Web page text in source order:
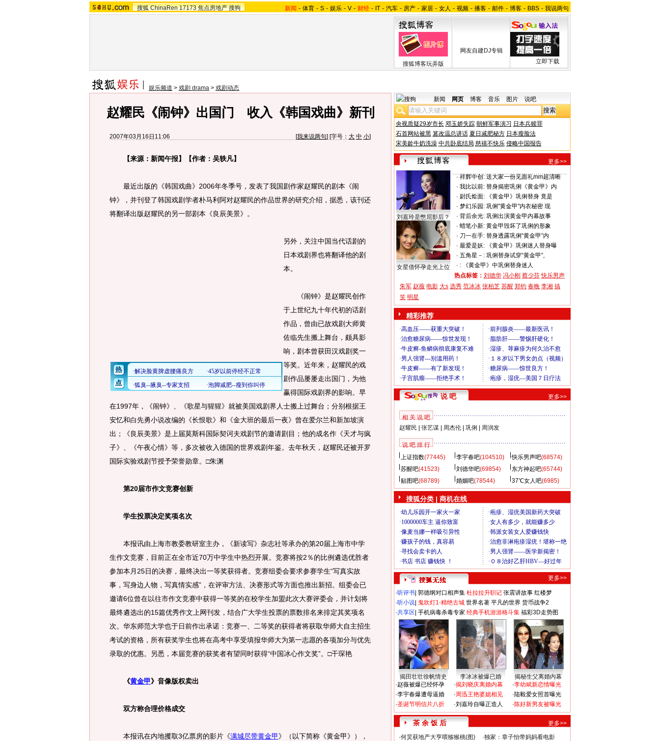
搜狐 ChinaRen 17173 焦点房地产 搜狗 新闻 - 体育 - S - 娱乐 - V - 财经 - IT - 汽车 - 房产 - 家居 - 女人 - 视频 - 播客 - 邮件 - 博客 - BBS - 我说两句
搜狐博客玩弄版
网友自建DJ专辑
立即下载
娱乐频道 > 戏剧 drama > 戏剧动态
赵耀民《闹钟》出国门 收入《韩国戏曲》新刊
2007年03月16日11:06 [我来说两句] [字号： 大 中 小]
【来源：新闻午报】【作者：吴轶凡】
最近出版的《韩国戏曲》2006年冬季号，发表了我国剧作家赵耀民的剧本《闹
钟》，并刊登了韩国戏剧学者朴马利阿对赵耀民的作品世界的研究介绍，据悉，该刊还
将翻译出版赵耀民的另一部剧本《良辰美景》。
另外，关注中国当代话剧的
日本戏剧界也将翻译他的剧
本。
《闹钟》是赵耀民创作
于上世纪九十年代初的话剧
作品，曾由已故戏剧大师黄
佐临先生搬上舞台，颇具影
响，剧本曾获田汉戏剧奖一
等奖。近年来，赵耀民的戏
剧作品屡屡走出国门，为他
赢得国际戏剧界的影响。早
在1997年，《闹钟》、《歌星与猩猩》就被美国戏剧界人士搬上过舞台；分别根据王
安忆和白先勇小说改编的《长恨歌》和《金大班的最后一夜》曾在爱尔兰和新加坡演
出；《良辰美景》是上届莫斯科国际契诃夫戏剧节的邀请剧目；他的成名作《天才与疯
子》、《午夜心情》等，多次被收入德国的世界戏剧年鉴。去年秋天，赵耀民还被开罗
国际实验戏剧节授予荣誉勋章。□朱渊
第20届市作文竞赛创新
学生投票决定奖项名次
本报讯由上海市教委教研室主办，《新读写》杂志社等承办的第20届上海市中学
生作文竞赛，目前正在全市近70万中学生中热烈开展。竞赛将按2％的比例遴选优胜者
参加本月25日的决赛，最终决出一等奖获得者。竞赛组委会要求参赛学生“写真实故
事，写身边人物，写真情实感”，在评审方法、决赛形式等方面也推出新招。组委会已
邀请6位曾在以往市作文竞赛中获得一等奖的在校学生加盟此次大赛评委会，并计划将
最终遴选出的15篇优秀作文上网刊发，结合广大学生投票的票数排名来排定其奖项名
次。华东师范大学也于日前作出承诺：竞赛一、二等奖的获得者将获取华师大自主招生
考试的资格，所有获奖学生也将在高考中享受填报华师大为第一志愿的各项加分与优先
录取的优惠。另悉，本届竞赛的获奖者有望同时获得“中国冰心作文奖”。□干琛艳
《黄金甲》音像版权卖出
双方称合理价格成交
本报讯在内地攫取3亿票房的影片《满城尽带黄金甲》（以下简称《黄金甲》），
新闻 网页 博客 音乐 图片 说吧
央视质疑29岁市长 邓玉娇失踪 朝鲜军事演习 日本兵赎罪
石首网站被黑 篡改温总讲话 夏日减肥秘方 日本瘦脸法
宋美龄牛奶洗澡 中共卧底结局 慈禧不快乐 侵略中国报告
更多>>
刘嘉玲是憋屈影后？
女星借怀孕走光上位
· 祥辉中创: 送大家一份见面礼mm超清晰
· 我比以前: 替身揭密巩俐《黄金甲》内
· 尉氏烩面:
《黄金甲》巩俐替身 竟是
· 梦幻乐园: 巩俐"黄金甲"内衣秘密 现
· 背后余光: 巩俐出演黄金甲内幕故事
· 蜡笔小新: 黄金甲毁坏了巩俐的形象
· 刀一在手: 替身透露巩俐“黄金甲”内
· 最爱是妖:
《黄金甲》巩俐迷人替身曝
· 五角星－: 巩俐替身试穿“黄金甲”,
· :
《黄金甲》中巩俐替身迷人
热点标签： 刘德华 冯小刚 蔡少芬 快乐男声
朱军 赵薇 电影 大s 选秀 范冰冰 张柏芝 苏醒 郑钧 春晚 李湘 搞
笑 明星
精彩推荐
说 吧 更多>>
相 关 说 吧
赵耀民
张艺谋| 周杰伦| 巩俐 周润发
说 吧 排 行
上证指数(77445) 李宇春吧(104510) 快乐男声吧(68574)
苏醒吧(41523) 刘德华吧(69854) 东方神起吧(65744)
贴图吧(68789) 婚姻吧(78544) 37℃女人吧(6985)
搜狐分类 | 商机在线
更多>>
·听评书 郭德纲对口相声集 杜拉拉升职记 张震讲故事 红楼梦
·听小说 鬼吹灯1-精绝古城 世界名著 平凡的世界 货币战争2
·共享区 手机病毒杀毒专家 经典手机游游格斗集 福彩3D走势图
揭田壮壮徐帆情史 李冰冰被爆已婚
揭秘生父离婚内幕
·赵薇被爆已经怀孕
·李宇春爆遭母逼婚
·圣诞节明信片八折
·揭刘晓庆离婚内幕
·周迅王艳婆媳相见
·刘嘉玲自曝正造人
·李幼斌新恋情曝光
·陆毅爱女照首曝光
·陈好新男友被曝光
茶 余 饭 后
更多>>
·何炅获地产大亨喂猕猴桃(图) ·独家：章子怡带妈妈看电影